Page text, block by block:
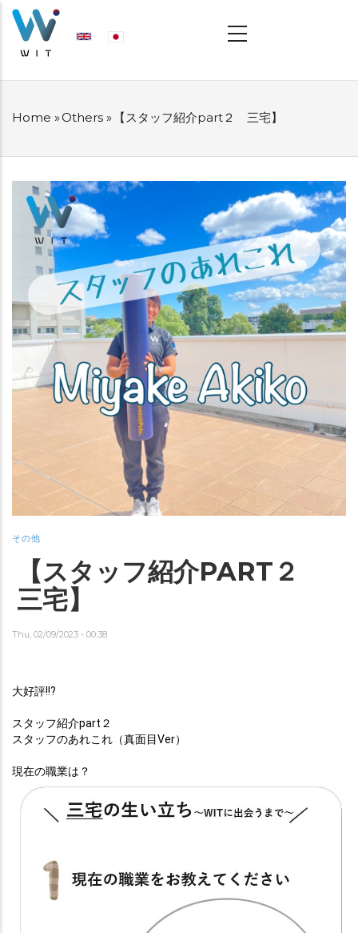
Skip
NAVIGATION
BREADCRUMB
Home »Others » 【スタッフ紹介part２ 三宅】
その他
【スタッフ紹介PART２
三宅】
Thu, 02/09/2023 - 00:38
大好評!!?
スタッフ紹介part２
スタッフのあれこれ（真面目Ver）
現在の職業は？